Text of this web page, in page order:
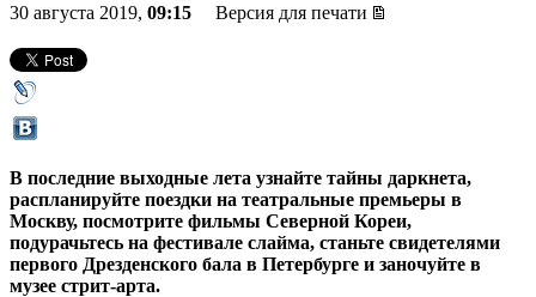
30 августа 2019, 09:15 Версия для печати
В последние выходные лета узнайте тайны даркнета,
распланируйте поездки на театральные премьеры в
Москву, посмотрите фильмы Северной Кореи,
подурачьтесь на фестивале слайма, станьте свидетелями
первого Дрезденского бала в Петербурге и заночуйте в
музее стрит-арта.